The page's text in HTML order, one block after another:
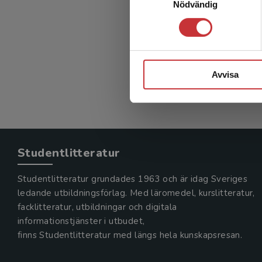
Nödvändig
Avvisa
Studentlitteratur
Studentlitteratur grundades 1963 och är idag Sveriges
ledande utbildningsförlag. Med läromedel, kurslitteratur,
facklitteratur, utbildningar och digitala
informationstjänster i utbudet,
finns Studentlitteratur med längs hela kunskapsresan.